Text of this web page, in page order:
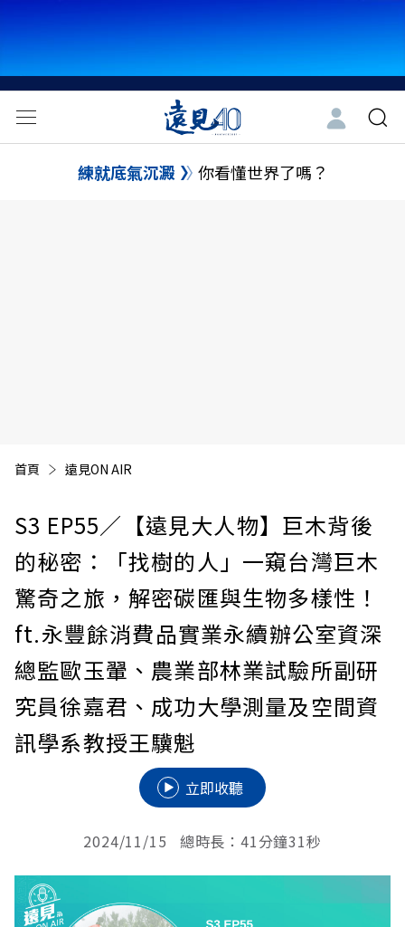
練就底氣沉澱 你看懂世界了嗎？
首頁 遠見ON AIR
S3 EP55／【遠見大人物】巨木背後
的秘密：「找樹的人」一窺台灣巨木
驚奇之旅，解密碳匯與生物多樣性！
ft.永豐餘消費品實業永續辦公室資深
總監歐玉翬、農業部林業試驗所副研
究員徐嘉君、成功大學測量及空間資
訊學系教授王驥魁
立即收聽
2024/11/15 總時長：41分鐘31秒